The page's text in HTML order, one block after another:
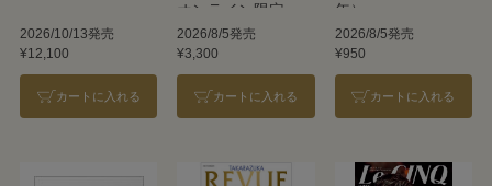
2026/10/13発売
¥12,100
カートに入れる
オンライン限定
版】TAKARAZUKA
REVUE 2026
2026/8/5発売
¥3,300
カートに入れる
年）
2026/8/5発売
¥950
カートに入れる